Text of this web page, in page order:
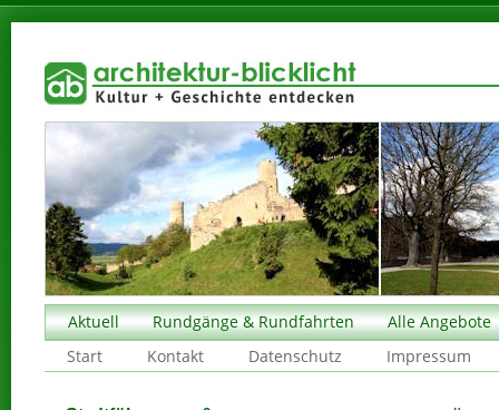
Aktuell Rundgänge & Rundfahrten
Alle Angebote
Start
Kontakt Datenschutz Impressum